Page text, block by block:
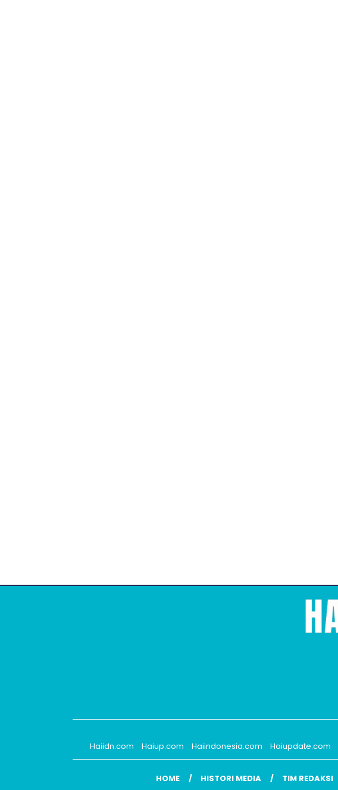
Haiidn.com
Haiup.com Haiindonesia.com Haiupdate.com
HOME HISTORI MEDIA TIM REDAKSI